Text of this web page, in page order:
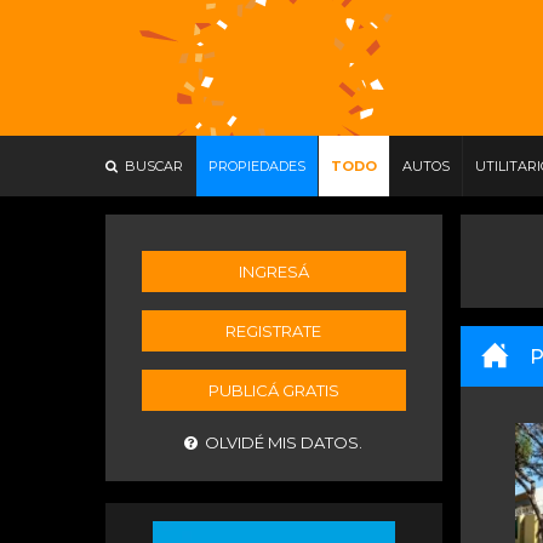
BUSCAR PROPIEDADES TODO AUTOS
INGRESÁ
REGISTRATE
PUBLICÁ GRATIS
OLVIDÉ MIS DATOS.